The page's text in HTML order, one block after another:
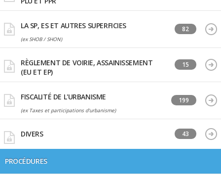
LA SP, ES ET AUTRES SUPERFICIES
(ex SHOB / SHON)
82
RÈGLEMENT DE VOIRIE, ASSAINISSEMENT
(EU ET EP)
15
FISCALITÉ DE L'URBANISME
(ex Taxes et participations d'urbanisme)
199
DIVERS 43
PROCÉDURES